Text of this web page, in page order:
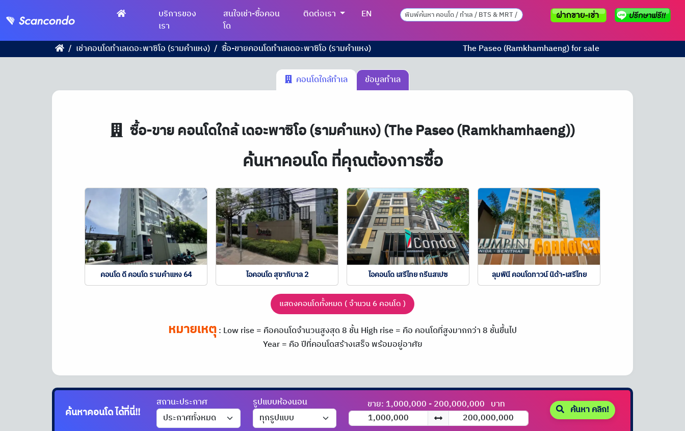
บริการของ
เรา
สนใจเช่า-ซื้อคอน
โด
ติดต่อเรา EN
เช่าคอนโดทำเลเดอะพาซิโอ (รามคําแหง) ซื้อ-ขายคอนโดทำเลเดอะพาซิโอ (รามคําแหง) The Paseo (Ramkhamhaeng) for sale
คอนโดใกล้ทำเล ข้อมูลทำเล
ซื้อ-ขาย คอนโดใกล้ เดอะพาซิโอ (รามคําแหง) (The Paseo (Ramkhamhaeng))
ค้นหาคอนโด ที่คุณต้องการซื้อ
คอนโด ดี คอนโด รามคำแหง 64 ไอคอนโด สุขาภิบาล 2 ไอคอนโด เสรีไทย กรีนสเปซ ลุมพินี คอนโดทาวน์ นิด้า-เสรีไทย
แสดงคอนโดทั้งหมด ( จำนวน 6 คอนโด )
หมายเหตุ: Low rise = คือคอนโดจำนวนสูงสุด 8 ชั้นHigh rise = คือ คอนโดที่สูงมากกว่า 8 ชั้นขึ้นไป
Year = คือ ปีที่คอนโดสร้างเสร็จ พร้อมอยู่อาศัย
ค้นหาคอนโดได้ที่นี่!!
สถานะประกาศ รูปแบบห้องนอน ขาย: 1,000,000 - 200,000,000 บาท ค้นหา คลิก!